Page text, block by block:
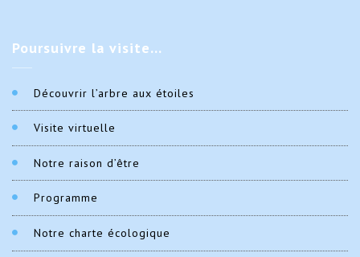
Poursuivre la visite…
Découvrir l’arbre aux étoiles
Visite virtuelle
Notre raison d’être
Programme
Notre charte écologique